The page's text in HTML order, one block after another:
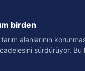
birden
alanlarının
sürdürüyor.